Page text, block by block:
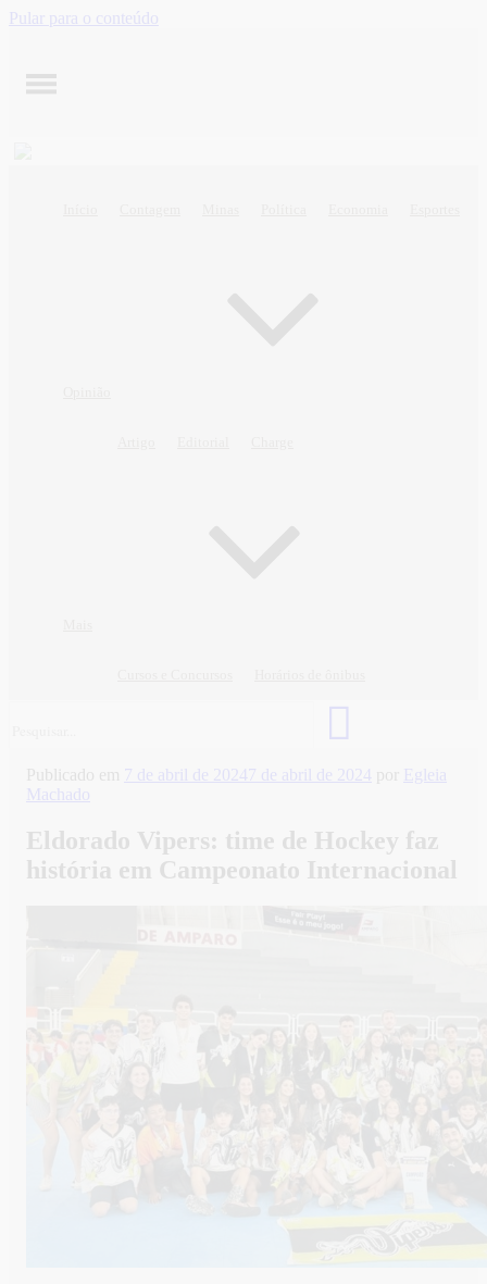
Pular para o conteúdo
Publicado em 7 de abril de 20247 de abril de 2024 por
Egleia
Machado
Eldorado Vipers: time de Hockey faz
história em Campeonato Internacional